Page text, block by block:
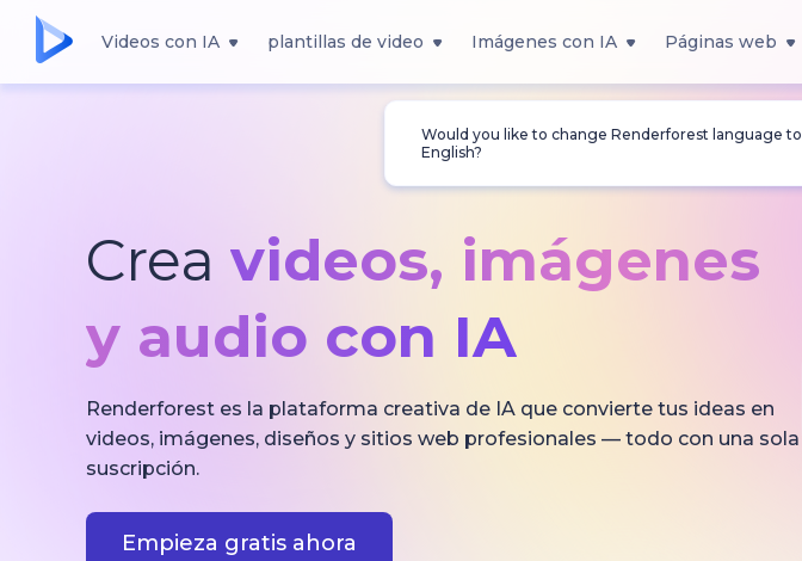
Videos con IA plantillas de video Imágenes con IA Páginas web
Would you like to change Renderforest language to
English?
Crea videos, imágenes
y audio con IA
Renderforest es la plataforma creativa de IA que convierte tus ideas en
videos, imágenes, diseños y sitios web profesionales — todo con una sola
suscripción.
Empieza gratis ahora